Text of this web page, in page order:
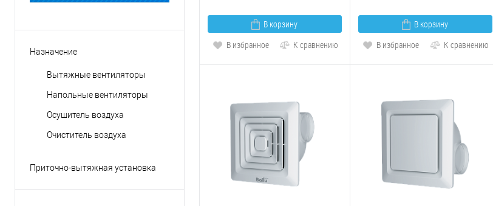
Назначение
Вытяжные вентиляторы
Напольные вентиляторы
Осушитель воздуха
Очиститель воздуха
Приточно-вытяжная установка
В корзину
В избранное
К сравнению
В корзину
В избранное
К сравнению